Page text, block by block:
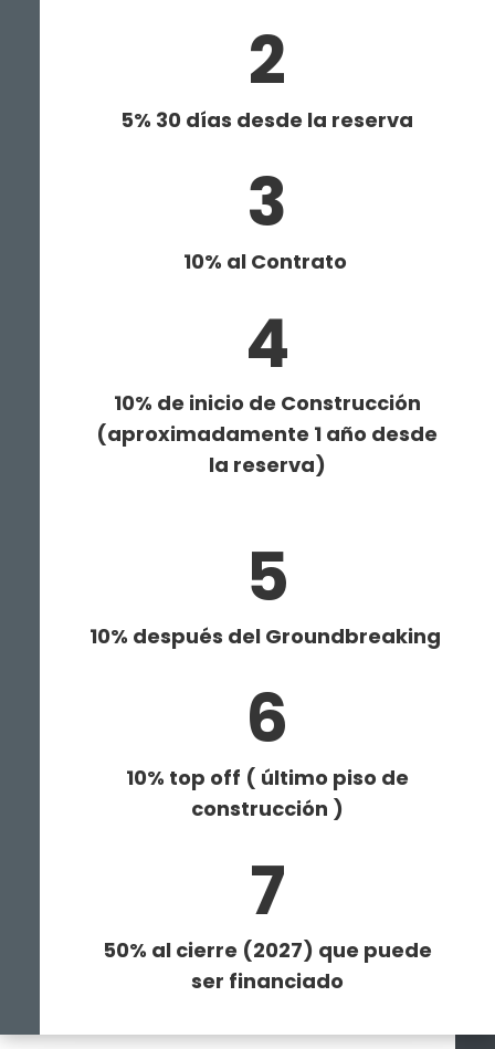
2
5% 30 días desde la reserva
3
10% al Contrato
4
10% de inicio de Construcción
(aproximadamente 1 año desde
la reserva)
5
10% después del Groundbreaking
6
10% top off ( último piso de
construcción )
7
50% al cierre (2027) que puede
ser financiado